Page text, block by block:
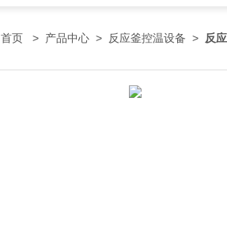
首页 > 产品中心 > 反应釜控温设备 > 反